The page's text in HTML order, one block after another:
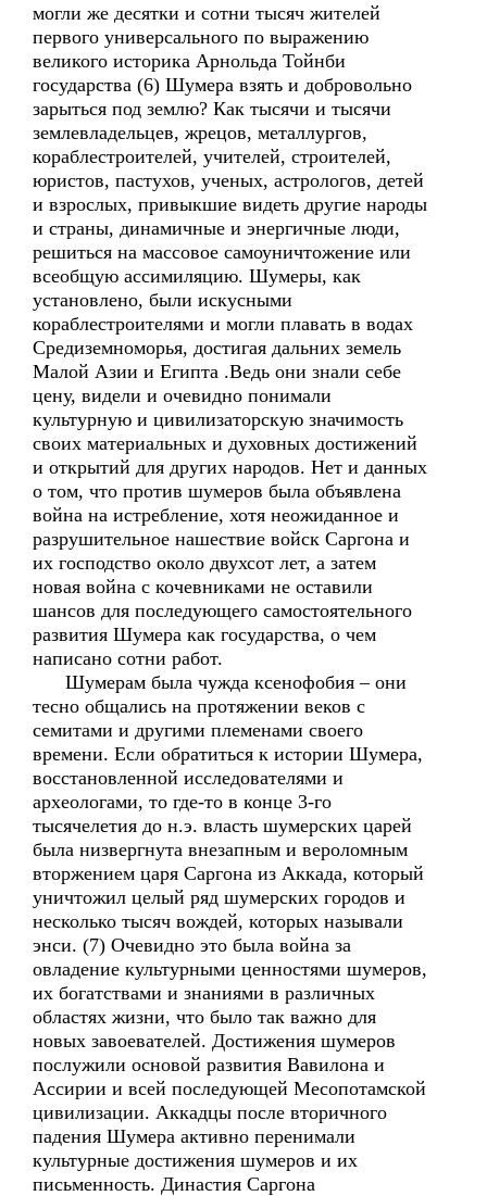
могли же десятки и сотни тысяч жителей
первого универсального по выражению
великого историка Арнольда Тойнби
государства (6) Шумера взять и добровольно
зарыться под землю? Как тысячи и тысячи
землевладельцев, жрецов, металлургов,
кораблестроителей, учителей, строителей,
юристов, пастухов, ученых, астрологов, детей
и взрослых, привыкшие видеть другие народы
и страны, динамичные и энергичные люди,
решиться на массовое самоуничтожение или
всеобщую ассимиляцию. Шумеры, как
установлено, были искусными
кораблестроителями и могли плавать в водах
Средиземноморья, достигая дальних земель
Малой Азии и Египта .Ведь они знали себе
цену, видели и очевидно понимали
культурную и цивилизаторскую значимость
своих материальных и духовных достижений
и открытий для других народов. Нет и данных
о том, что против шумеров была объявлена
война на истребление, хотя неожиданное и
разрушительное нашествие войск Саргона и
их господство около двухсот лет, а затем
новая война с кочевниками не оставили
шансов для последующего самостоятельного
развития Шумера как государства, о чем
написано сотни работ.
Шумерам была чужда ксенофобия – они
тесно общались на протяжении веков с
семитами и другими племенами своего
времени. Если обратиться к истории Шумера,
восстановленной исследователями и
археологами, то где-то в конце 3-го
тысячелетия до н.э. власть шумерских царей
была низвергнута внезапным и вероломным
вторжением царя Саргона из Аккада, который
уничтожил целый ряд шумерских городов и
несколько тысяч вождей, которых называли
энси. (7) Очевидно это была война за
овладение культурными ценностями шумеров,
их богатствами и знаниями в различных
областях жизни, что было так важно для
новых завоевателей. Достижения шумеров
послужили основой развития Вавилона и
Ассирии и всей последующей Месопотамской
цивилизации. Аккадцы после вторичного
падения Шумера активно перенимали
культурные достижения шумеров и их
письменность. Династия Саргона